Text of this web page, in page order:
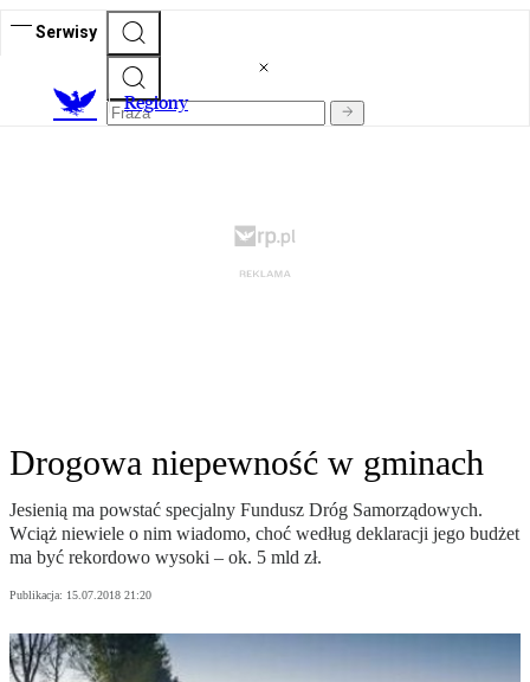
Serwisy
Regiony
Drogowa niepewność w gminach
Jesienią ma powstać specjalny Fundusz Dróg Samorządowych.
Wciąż niewiele o nim wiadomo, choć według deklaracji jego budżet
ma być rekordowo wysoki – ok. 5 mld zł.
Publikacja: 15.07.2018 21:20